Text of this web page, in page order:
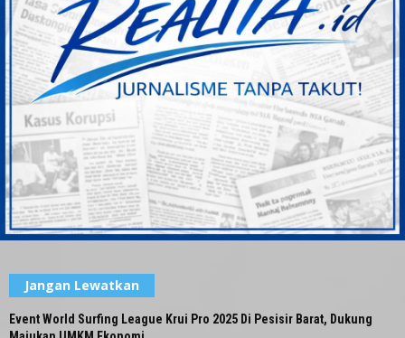
Jangan Lewatkan
Event World Surfing League Krui Pro 2025 Di Pesisir Barat, Dukung